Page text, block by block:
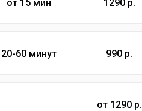
от 15 мин 1290 р.
20-60 минут 990 р.
от 1290 р.